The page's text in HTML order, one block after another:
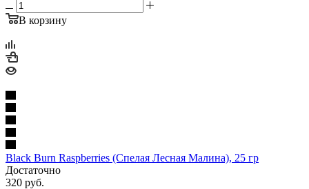
В корзину
Black Burn Raspberries (Спелая Лесная Малина), 25 гр
Достаточно
320 руб.